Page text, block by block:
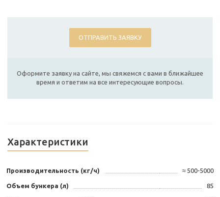
ОТПРАВИТЬ ЗАЯВКУ
Оформите заявку на сайте, мы свяжемся с вами в ближайшее
время и ответим на все интересующие вопросы.
Характеристики
Производительность (кг/ч) ≈ 500-5000
Объем бункера (л) 85